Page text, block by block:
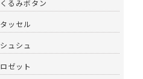
くるみボタン
タッセル
シュシュ
ロゼット